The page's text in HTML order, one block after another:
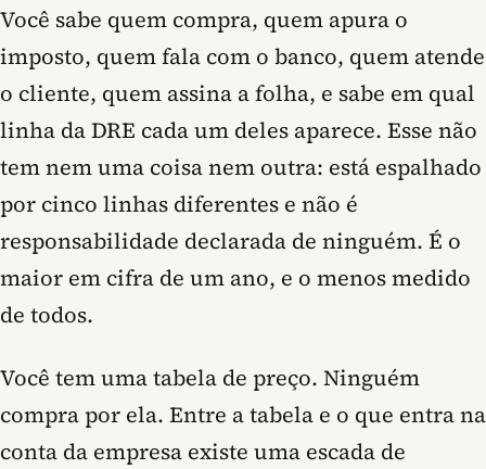
Você sabe quem compra, quem apura o
imposto, quem fala com o banco, quem atende
o cliente, quem assina a folha, e sabe em qual
linha da DRE cada um deles aparece. Esse não
tem nem uma coisa nem outra: está espalhado
por cinco linhas diferentes e não é
responsabilidade declarada de ninguém. É o
maior em cifra de um ano, e o menos medido
de todos.
Você tem uma tabela de preço. Ninguém
compra por ela. Entre a tabela e o que entra na
conta da empresa existe uma escada de